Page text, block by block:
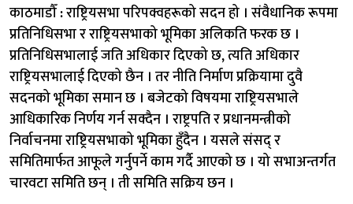
काठमाडौँ : राष्ट्रियसभा परिपक्वहरूको सदन हो । संवैधानिक रूपमा
प्रतिनिधिसभा र राष्ट्रियसभाको भूमिका अलिकति फरक छ ।
प्रतिनिधिसभालाई जति अधिकार दिएको छ, त्यति अधिकार
राष्ट्रियसभालाई दिएको छैन । तर नीति निर्माण प्रक्रियामा दुवै
सदनको भूमिका समान छ । बजेटको विषयमा राष्ट्रियसभाले
आधिकारिक निर्णय गर्न सक्दैन । राष्ट्रपति र प्रधानमन्त्रीको
निर्वाचनमा राष्ट्रियसभाको भूमिका हुँदैन । यसले संसद् र
समितिमार्फत आफूले गर्नुपर्ने काम गर्दै आएको छ । यो सभाअन्तर्गत
चारवटा समिति छन् । ती समिति सक्रिय छन ।